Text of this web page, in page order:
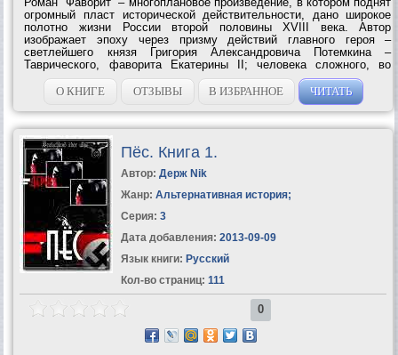
огромный пласт исторической действительности, дано широкое
полотно жизни России второй половины XVIII века. Автор
изображает эпоху через призму действий главного героя –
светлейшего князя Григория Александровича Потемкина –
Таврического, фаворита Екатерины II; человека сложного, во
многом противоречивого, но, безусловно, талантливого и умного,
решительно вторгавшегося...
О КНИГЕ ОТЗЫВЫ В ИЗБРАННОЕ ЧИТАТЬ
Пёс. Книга 1.
Автор: Держ Nik
Жанр: Альтернативная история;
Серия: 3
Дата добавления: 2013-09-09
Язык книги: Русский
Кол-во страниц: 111
0